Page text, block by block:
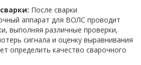
После сварки
аппарат для ВОЛС проводит
выполняя различные проверки,
сигнала и оценку выравнивания
определить качество сварочного